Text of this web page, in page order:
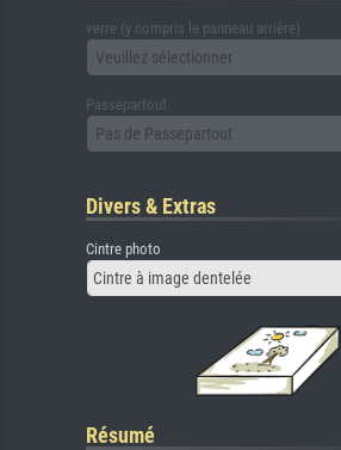
verre (y compris le panneau arrière)
Veuillez sélectionner
Passepartout
Pas de Passepartout
Divers & Extras
Cintre photo
Cintre à image dentelée
Résumé